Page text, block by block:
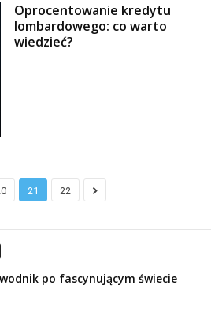
Oprocentowanie kredytu
lombardowego: co warto
wiedzieć?
21 22
po fascynującym świecie